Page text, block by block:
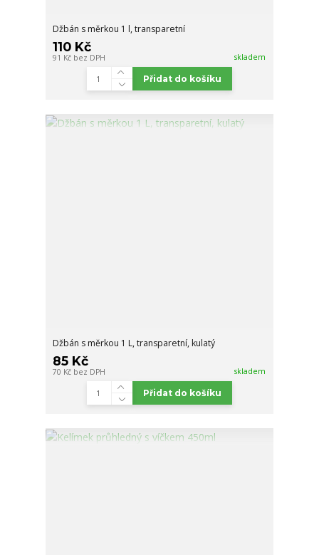
Džbán s měrkou 1 l, transparetní
110 Kč
91 Kč bez DPH skladem
Přidat do košíku
Džbán s měrkou 1 L, transparetní, kulatý
85 Kč
70 Kč bez DPH skladem
Přidat do košíku